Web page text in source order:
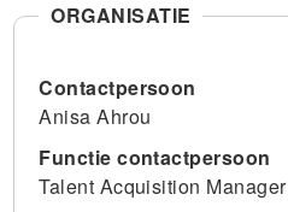
ORGANISATIE
Contactpersoon
Anisa Ahrou
Functie contactpersoon
Talent Acquisition Manager